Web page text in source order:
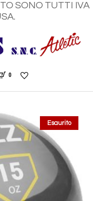
SONO TUTTI IVA
0
Esaurito